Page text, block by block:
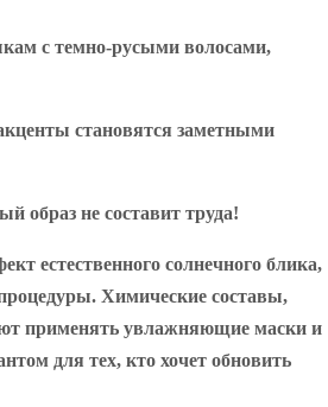
с темно-русыми волосами,
становятся заметными
образ не составит труда!
естественного солнечного блика,
Химические составы,
применять увлажняющие маски и
для тех, кто хочет обновить